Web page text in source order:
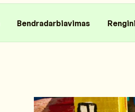
Bendradarbiavimas